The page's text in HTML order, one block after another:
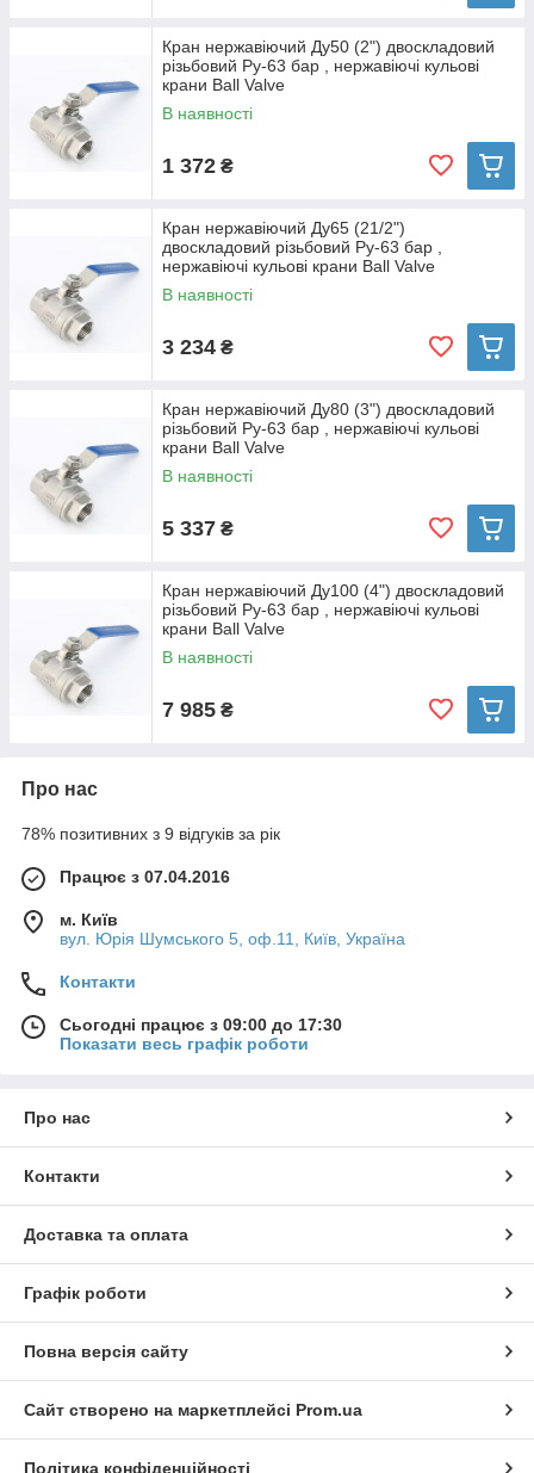
Кран нержавіючий Ду50 (2") двоскладовий
різьбовий Ру-63 бар , нержавіючі кульові
крани Ball Valve
В наявності
1 372 ₴
Кран нержавіючий Ду65 (21/2")
двоскладовий різьбовий Ру-63 бар ,
нержавіючі кульові крани Ball Valve
В наявності
3 234 ₴
Кран нержавіючий Ду80 (3") двоскладовий
різьбовий Ру-63 бар , нержавіючі кульові
крани Ball Valve
В наявності
5 337 ₴
Кран нержавіючий Ду100 (4") двоскладовий
різьбовий Ру-63 бар , нержавіючі кульові
крани Ball Valve
В наявності
7 985 ₴
Про нас
78% позитивних з 9 відгуків за рік
Працює з 07.04.2016
м. Київ
вул. Юрія Шумського 5, оф.11, Київ, Україна
Контакти
Сьогодні працює з 09:00 до 17:30
Показати весь графік роботи
Про нас
Контакти
Доставка та оплата
Графік роботи
Повна версія сайту
Сайт створено на маркетплейсі Prom.ua
Політика конфіденційності